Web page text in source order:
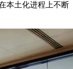
本土化进程上不断